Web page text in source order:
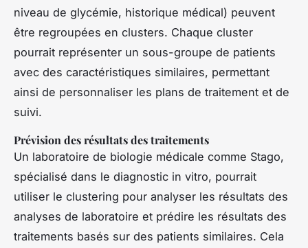
niveau de glycémie, historique médical) peuvent
être regroupées en clusters. Chaque cluster
pourrait représenter un sous-groupe de patients
avec des caractéristiques similaires, permettant
ainsi de personnaliser les plans de traitement et de
suivi.
Prévision des résultats des traitements
Un laboratoire de biologie médicale comme Stago,
spécialisé dans le diagnostic in vitro, pourrait
utiliser le clustering pour analyser les résultats des
analyses de laboratoire et prédire les résultats des
traitements basés sur des patients similaires. Cela